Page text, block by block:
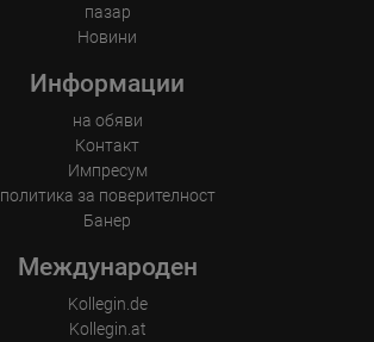
пазар
Новини
Информации
на обяви
Контакт
Импресум
политика за поверителност
Банер
Международен
Kollegin.de
Kollegin.at